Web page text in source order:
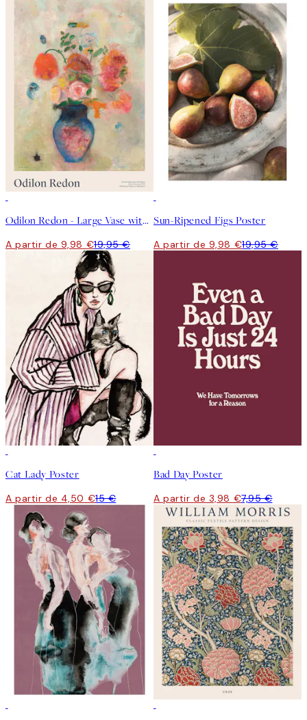
Odilon Redon - Large Vase with Flowers Poster
A partir de 9,98 €19,95 €
Sun-Ripened Figs Poster
A partir de 9,98 €19,95 €
Cat Lady Poster
A partir de 4,50 €15 €
Bad Day Poster
A partir de 3,98 €7,95 €